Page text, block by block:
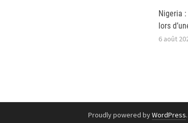
Nigeria
lors
6 août
Proudly powered byWordPress.